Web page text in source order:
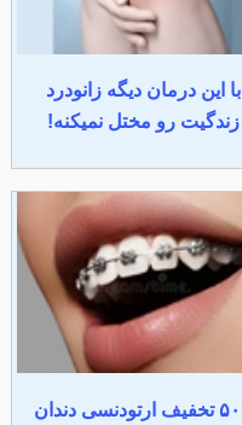
با این درمان دیگه زانودرد
زندگیت رو مختل نمیکنه!
۵۰٪ تخفیف ارتودنسی دندان